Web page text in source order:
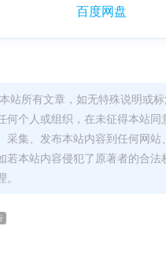
百度网盘
站所有文章，如无特殊说明或
何个人或组织，在未征得本站同
采集、发布本站内容到任何网站
若本站内容侵犯了原著者的合法